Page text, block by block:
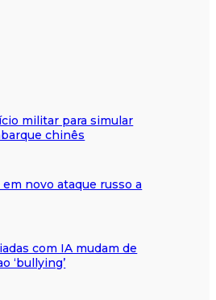
militar para simular
chinês
novo ataque russo a
com IA mudam de
‘bullying’